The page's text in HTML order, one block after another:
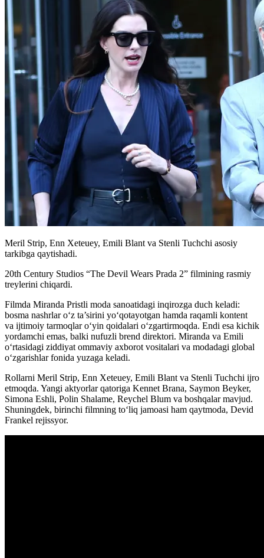
Meril Strip, Enn Xeteuey, Emili Blant va Stenli Tuchchi asosiy
tarkibga qaytishadi.
20th Century Studios “The Devil Wears Prada 2” filmining rasmiy
treylerini chiqardi.
Filmda Miranda Pristli moda sanoatidagi inqirozga duch keladi:
bosma nashrlar o‘z ta’sirini yo‘qotayotgan hamda raqamli kontent
va ijtimoiy tarmoqlar o‘yin qoidalari o‘zgartirmoqda. Endi esa kichik
yordamchi emas, balki nufuzli brend direktori. Miranda va Emili
oʻrtasidagi ziddiyat ommaviy axborot vositalari va modadagi global
oʻzgarishlar fonida yuzaga keladi.
Rollarni Meril Strip, Enn Xeteuey, Emili Blant va Stenli Tuchchi ijro
etmoqda. Yangi aktyorlar qatoriga Kennet Brana, Saymon Beyker,
Simona Eshli, Polin Shalame, Reychel Blum va boshqalar mavjud.
Shuningdek, birinchi filmning toʻliq jamoasi ham qaytmoda, Devid
Frankel rejissyor.